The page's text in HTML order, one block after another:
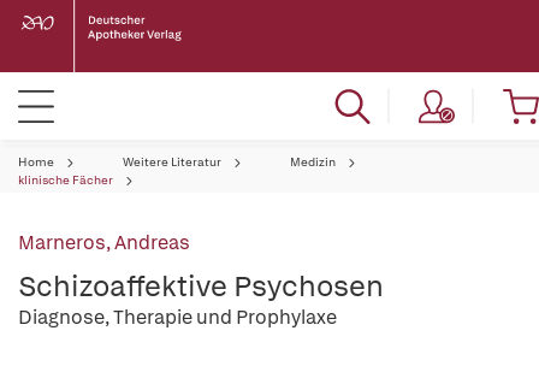
Home Weitere Literatur
Medizin
klinische Fächer
Marneros, Andreas
Schizoaffektive Psychosen
Diagnose, Therapie und Prophylaxe